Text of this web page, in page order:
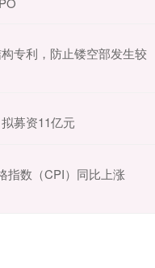
专利，防止镂空部发生较
募资11亿元
指数（CPI）同比上涨